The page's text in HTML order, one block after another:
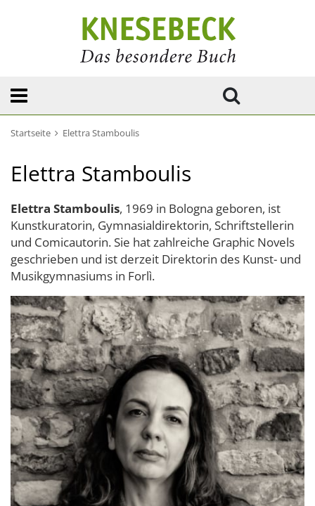
Startseite Elettra Stamboulis
Elettra Stamboulis
Elettra Stamboulis, 1969 in Bologna geboren, ist
Kunstkuratorin, Gymnasialdirektorin, Schriftstellerin
und Comicautorin. Sie hat zahlreiche Graphic Novels
geschrieben und ist derzeit Direktorin des Kunst- und
Musikgymnasiums in Forlì.